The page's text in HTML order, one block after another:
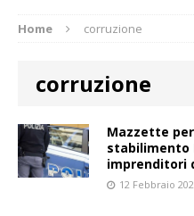
Home corruzione
corruzione
Mazzette
stabilimento
imprenditori
12 Febbraio